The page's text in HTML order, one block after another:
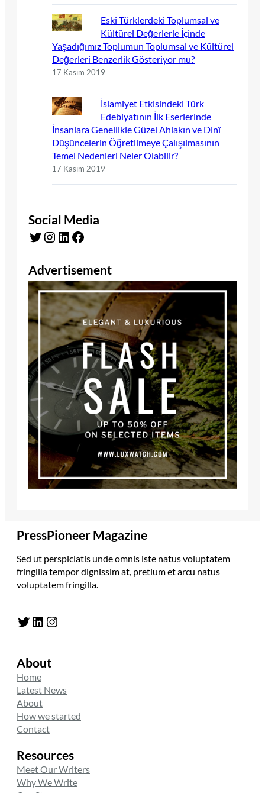
Eski Türklerdeki Toplumsal ve
Kültürel Değerlerle İçinde
Yaşadığımız Toplumun Toplumsal ve Kültürel
Değerleri Benzerlik Gösteriyor mu?
17 Kasım 2019
İslamiyet Etkisindeki Türk
Edebiyatının İlk Eserlerinde
İnsanlara Genellikle Güzel Ahlakın ve Dinî
Düşüncelerin Öğretilmeye Çalışılmasının
Temel Nedenleri Neler Olabilir?
17 Kasım 2019
Social Media
Twitter Instagram LinkedIn Facebook
Advertisement
PressPioneer Magazine
Sed ut perspiciatis unde omnis iste natus voluptatem
fringilla tempor dignissim at, pretium et arcu natus
voluptatem fringilla.
Twitter LinkedIn Instagram
About
Home
Latest News
About
How we started
Contact
Resources
Meet Our Writers
Why We Write